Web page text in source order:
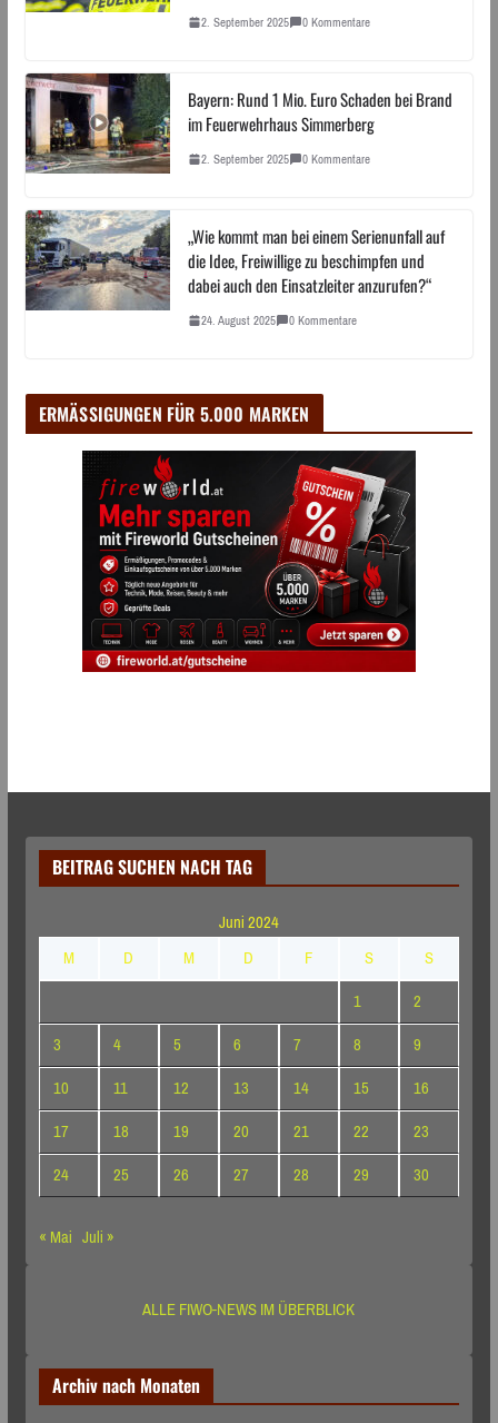
2. September 2025 0 Kommentare
Bayern: Rund 1 Mio. Euro Schaden bei Brand
im Feuerwehrhaus Simmerberg
2. September 2025 0 Kommentare
„Wie kommt man bei einem Serienunfall auf
die Idee, Freiwillige zu beschimpfen und
dabei auch den Einsatzleiter anzurufen?“
24. August 2025 0 Kommentare
ERMÄSSIGUNGEN FÜR 5.000 MARKEN
BEITRAG SUCHEN NACH TAG
Juni 2024
M
D M D F S
S
1
2
3
4 5 6 7 8
9
10
11 12 13 14 15
16
17
18 19 20 21 22
23
24
25 26 27 28 29
30
« Mai Juli »
ALLE FIWO-NEWS IM ÜBERBLICK
Archiv nach Monaten